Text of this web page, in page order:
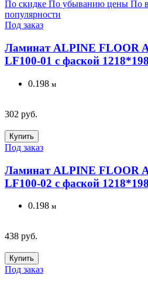
По скидке По убыванию цены По
популярности
Под заказ
Ламинат ALPINE FLOOR
LF100-01 с фаской
0.198 м
302 руб.
Купить
Под заказ
Ламинат ALPINE FLOOR
LF100-02 с фаской
0.198 м
438 руб.
Купить
Под заказ